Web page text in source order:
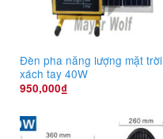
Đèn pha năng lượng mặt trời
xách tay 40W
950,000₫